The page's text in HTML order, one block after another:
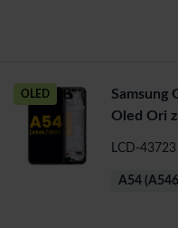
OLED
Samsung
Oled Ori
LCD-43723
A54